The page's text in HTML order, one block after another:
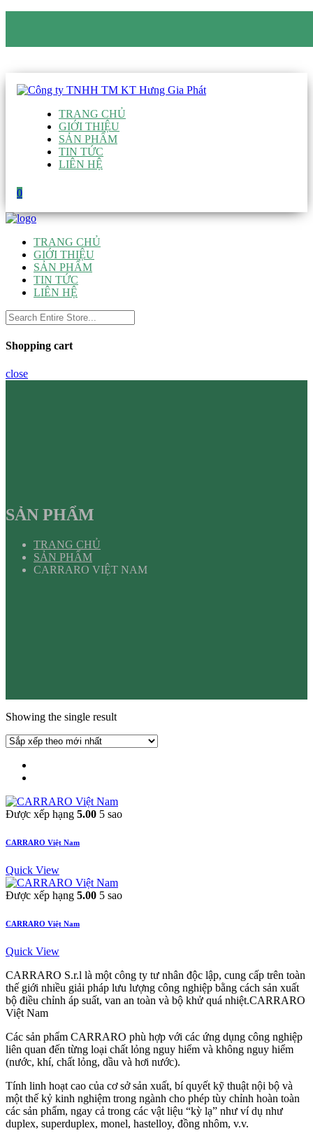
TRANG CHỦ
GIỚI THIỆU
SẢN PHẨM
TIN TỨC
LIÊN HỆ
0
TRANG CHỦ
GIỚI THIỆU
SẢN PHẨM
TIN TỨC
LIÊN HỆ
Shopping cart
close
SẢN PHẨM
TRANG CHỦ
SẢN PHẨM
CARRARO VIỆT NAM
Showing the single result
Được xếp hạng 5.00 5 sao
CARRARO Việt Nam
Quick View
Được xếp hạng 5.00 5 sao
CARRARO Việt Nam
Quick View
CARRARO S.r.l là một công ty tư nhân độc lập, cung cấp trên toàn
thế giới nhiều giải pháp lưu lượng công nghiệp bằng cách sản xuất
bộ điều chỉnh áp suất, van an toàn và bộ khử quá nhiệt.CARRARO
Việt Nam
Các sản phẩm CARRARO phù hợp với các ứng dụng công nghiệp
liên quan đến từng loại chất lỏng nguy hiểm và không nguy hiểm
(nước, khí, chất lỏng, dầu và hơi nước).
Tính linh hoạt cao của cơ sở sản xuất, bí quyết kỹ thuật nội bộ và
một thế kỷ kinh nghiệm trong ngành cho phép tùy chỉnh hoàn toàn
các sản phẩm, ngay cả trong các vật liệu “kỳ lạ” như ví dụ như
duplex, superduplex, monel, hastelloy, đồng nhôm, v.v.